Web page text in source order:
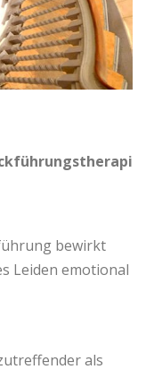
bewirkt
Leiden emotional
als